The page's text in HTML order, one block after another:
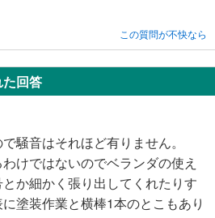
この質問が不快なら
回答
騒音はそれほど有りません。
けではないのでベランダの使え
か細かく張り出してくれたりす
塗装作業と横棒1本のとこもあり